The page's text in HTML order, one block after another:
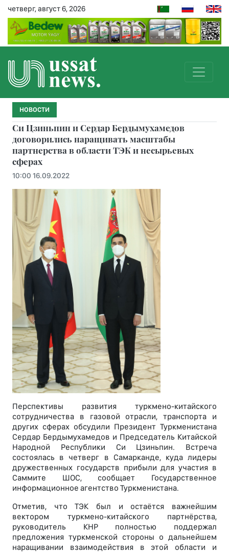
четверг, август 6, 2026
НОВОСТИ
Си Цзиньпин и Сердар Бердымухамедов
договорились наращивать масштабы
партнерства в области ТЭК и несырьевых
сферах
10:00 16.09.2022
Перспективы развития туркмено-китайского
сотрудничества в газовой отрасли, транспорта и
других сферах обсудили Президент Туркменистана
Сердар Бердымухамедов и Председатель Китайской
Народной Республики Си Цзиньпин. Встреча
состоялась в четверг в Самарканде, куда лидеры
дружественных государств прибыли для участия в
Саммите ШОС, сообщает Государственное
информационное агентство Туркменистана.
Отметив, что ТЭК был и остаётся важнейшим
вектором туркмено-китайского партнёрства,
руководитель КНР полностью поддержал
предложения туркменской стороны о дальнейшем
наращивании взаимодействия в этой области и